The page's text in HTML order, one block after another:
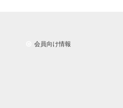
会員向け情報